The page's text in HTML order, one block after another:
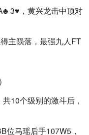
3♥，黄兴龙击中顶对
10个级别的激斗后，
位马瑶后手107W5，